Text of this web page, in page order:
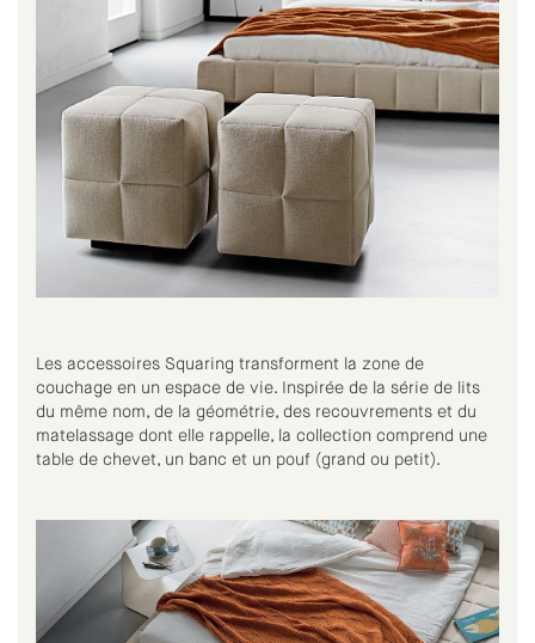
Les accessoires Squaring transforment la zone de
couchage en un espace de vie. Inspirée de la série de lits
du même nom, de la géométrie, des recouvrements et du
matelassage dont elle rappelle, la collection comprend une
table de chevet, un banc et un pouf (grand ou petit).